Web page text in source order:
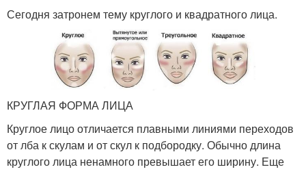
Сегодня затронем тему круглого и квадратного лица.
КРУГЛАЯ ФОРМА ЛИЦА
Круглое лицо отличается плавными линиями переходов
от лба к скулам и от скул к подбородку. Обычно длина
круглого лица ненамного превышает его ширину. Еще